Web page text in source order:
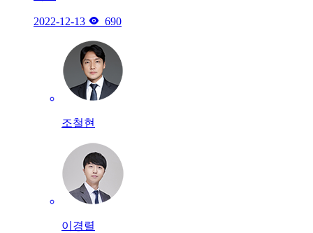
2022-12-13  690
조철현
이경렬